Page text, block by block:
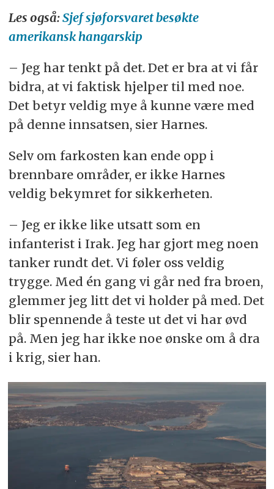
Les også:Sjef sjøforsvaret besøkte
amerikansk hangarskip
– Jeg har tenkt på det. Det er bra at vi får
bidra, at vi faktisk hjelper til med noe.
Det betyr veldig mye å kunne være med
på denne innsatsen, sier Harnes.
Selv om farkosten kan ende opp i
brennbare områder, er ikke Harnes
veldig bekymret for sikkerheten.
– Jeg er ikke like utsatt som en
infanterist i Irak. Jeg har gjort meg noen
tanker rundt det. Vi føler oss veldig
trygge. Med én gang vi går ned fra broen,
glemmer jeg litt det vi holder på med. Det
blir spennende å teste ut det vi har øvd
på. Men jeg har ikke noe ønske om å dra
i krig, sier han.